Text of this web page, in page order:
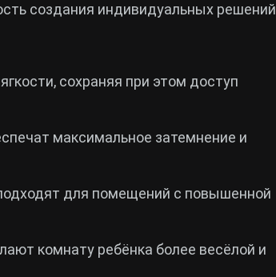
создания индивидуальных решений
сохраняя при этом доступ
максимальное затемнение и
для помещений с повышенной
комнату ребёнка более весёлой и